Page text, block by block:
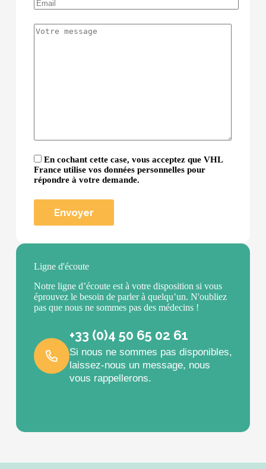
En cochant cette case, vous acceptez que VHL
France utilise vos données personnelles pour
répondre à votre demande.
Ligne d'écoute
Notre ligne d’écoute est à votre disposition si vous
éprouvez le besoin de parler à quelqu’un. N'oubliez
pas que nous ne sommes pas des médecins !
+33 (0)4 50 65 02 61
Si nous ne sommes pas disponibles,
laissez-nous un message, nous
vous rappellerons.